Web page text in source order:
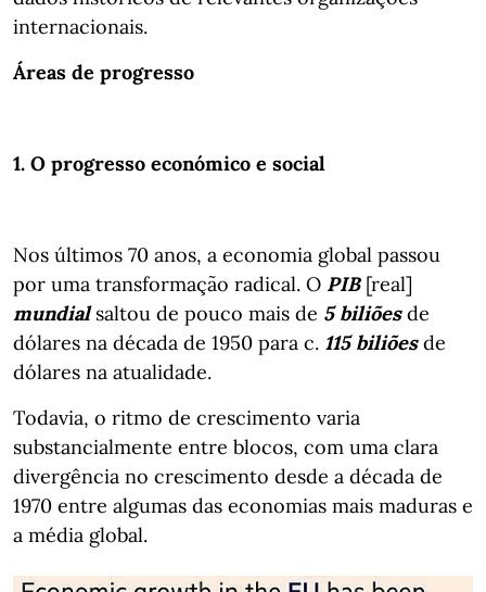
internacionais.
Áreas de progresso
1. O progresso económico e social
Nos últimos 70 anos, a economia global passou
por uma transformação radical. O PIB [real]
mundialsaltou de pouco mais de 5 biliõesde
dólares na década de 1950 para c. 115 biliõesde
dólares na atualidade.
Todavia, o ritmo de crescimento varia
substancialmente entre blocos, com uma clara
divergência no crescimento desde a década de
1970 entre algumas das economias mais maduras e
a média global.